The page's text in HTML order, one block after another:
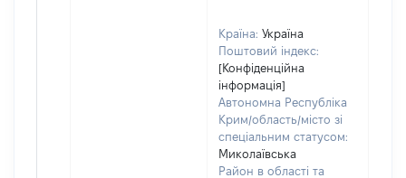
Країна: Україна
Поштовий індекс:
[Конфіденційна
інформація]
Автономна Республіка
Крим/область/місто зі
спеціальним статусом:
Миколаївська
Район в області та